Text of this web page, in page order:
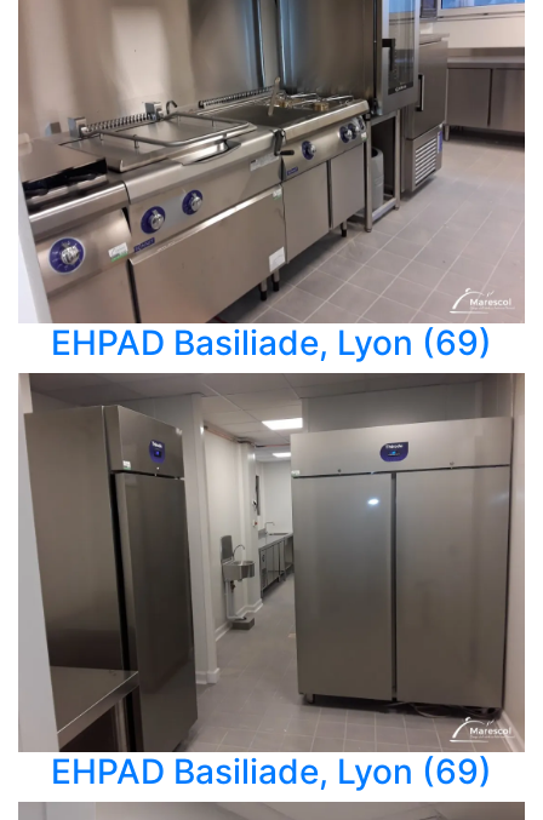
EHPAD Basiliade, Lyon (69)
EHPAD Basiliade, Lyon (69)